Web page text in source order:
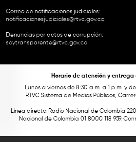
Correo de notificaciones judiciales:
notificacionesjudiciales@rtvc.gov.co
Denuncias por actos de corrupción:
soytransparente@rtvc.gov.co
Horario de atención y entrega
Lunes a viernes de 8:30 a.m. a 1 p.m. y
RTVC Sistema de Medios Públicos,
Línea directa Radio Nacional de Colombia
Nacional de Colombia 01 8000 118 959.